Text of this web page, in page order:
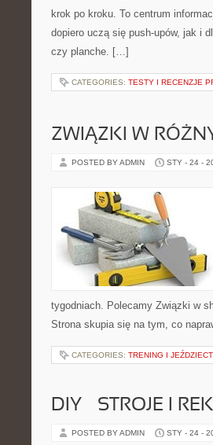
krok po kroku. To centrum
dopiero uczą się push-upów, jak i
czy planche. […]
CATEGORIES: TESTY I RECENZJE
ZWIĄZKI W
POSTED BY ADMIN STY - 24 -
tygodniach. Polecamy Związki w
Strona skupia się na tym, co
CATEGORIES: TRENING I
DIY – STROJE I
POSTED BY ADMIN STY - 24 -